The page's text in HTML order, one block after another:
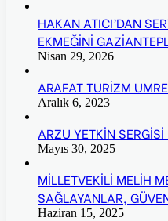
HAKAN ATICI’DAN
EKMEĞİNİ
Nisan 29, 2026
ARAFAT TURİZM
Aralık 6, 2023
ARZU YETKİN
Mayıs 30, 2025
MİLLETVEKİLİ MELİH
SAĞLAYANLAR,
Haziran 15, 2025